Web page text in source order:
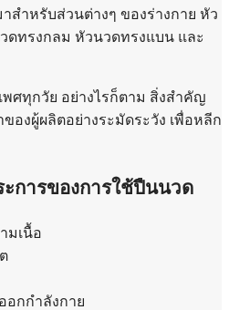
สำหรับส่วนต่างๆ ของร่างกาย หัว
ดทรงกลม หัวนวดทรงแบน และ
ศทุกวัย อย่างไรก็ตาม สิ่งสำคัญ
องผู้ผลิตอย่างระมัดระวัง เพื่อหลีก
การของการใช้ปืนนวด
มเนื้อ
อกกำลังกาย